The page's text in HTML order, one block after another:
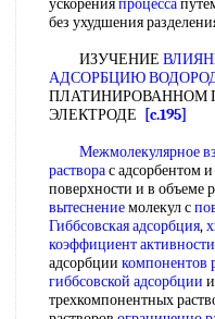
ускоренияпроцесса
без ухудшения
ИЗУЧЕНИЕ
АДСОРБЦИЮ
ПЛАТИНИРОВАННОМ
ЭЛЕКТРОДЕ
[c.195]
Межмолекулярное
растворас адсорбентом
поверхности и в объеме
вытеснениемолекул с
Гиббсовская адсорбция,
коэффициент активности
адсорбции компонентов
гиббсовской адсорбции
трехкомпонентных